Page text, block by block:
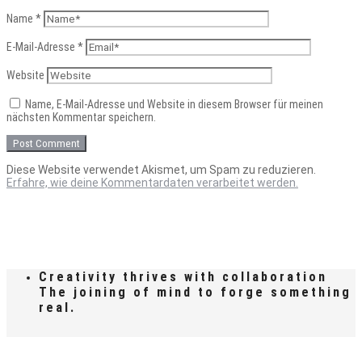
Name *
E-Mail-Adresse *
Website
Name, E-Mail-Adresse und Website in diesem Browser für meinen
nächsten Kommentar speichern.
Diese Website verwendet Akismet, um Spam zu reduzieren.
Erfahre, wie deine Kommentardaten verarbeitet werden.
Creativity thrives with collaboration
The joining of mind to forge something
real.